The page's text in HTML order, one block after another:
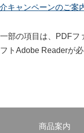
キャンペーンのご案
一部の項目は、PDFフ
フトAdobe Readerが必
商品案内